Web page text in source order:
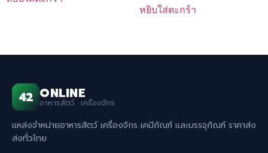
was:
หยิบใส่ตะกร้า
42 ONLINE
อาหารสัตว์ · เครื่องจักร
แหล่งจำหน่ายอาหารสัตว์ เครื่องจักร เคมีภัณฑ์ และบรรจุภัณฑ์ ราคาส่ง
ส่งทั่วไทย